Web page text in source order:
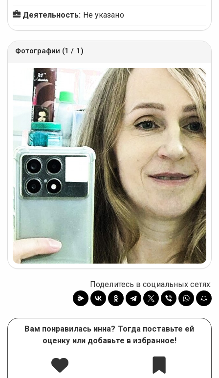
Деятельность: Не указано
Фотографии (1 / 1)
Поделитесь в социальных сетях:
Вам понравилась инна? Тогда поставьте ей
оценку или добавьте в избранное!